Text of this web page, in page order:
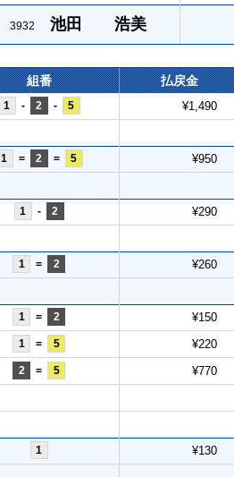
3932 池田 浩美
組番 払戻金
1 - 2 - 5 ¥1,490
1 = 2 = 5 ¥950
1 - 2 ¥290
1 = 2 ¥260
1 = 2 ¥150
1 = 5 ¥220
2 = 5 ¥770
1 ¥130